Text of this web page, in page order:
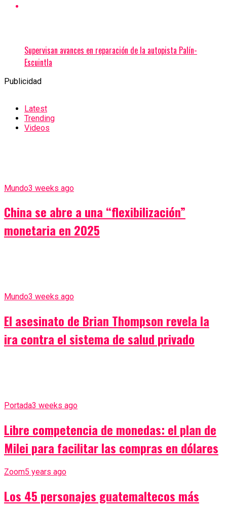
Supervisan avances en reparación de la autopista Palín-
Escuintla
Publicidad
Latest
Trending
Videos
Mundo3 weeks ago
China se abre a una “flexibilización”
monetaria en 2025
Mundo3 weeks ago
El asesinato de Brian Thompson revela la
ira contra el sistema de salud privado
Portada3 weeks ago
Libre competencia de monedas: el plan de
Milei para facilitar las compras en dólares
Zoom5 years ago
Los 45 personajes guatemaltecos más